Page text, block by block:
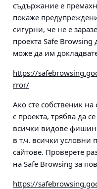
съдържание е
покаже
сигурни, че не е
проекта Safe Browsing
може да им
https://
rror/
Ако сте собственик
с проекта, трябва да
всички видове
в т.ч. всички условни
сайтове. Проверете
на Safe Browsing за
https://